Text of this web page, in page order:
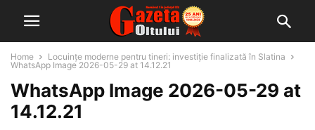
Home
Locuințe moderne pentru tineri: investiție finalizată în Slatina
WhatsApp Image 2026-05-29 at 14.12.21
WhatsApp Image 2026-05-29 at
14.12.21